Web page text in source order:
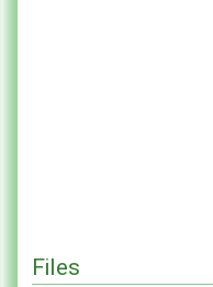
Files